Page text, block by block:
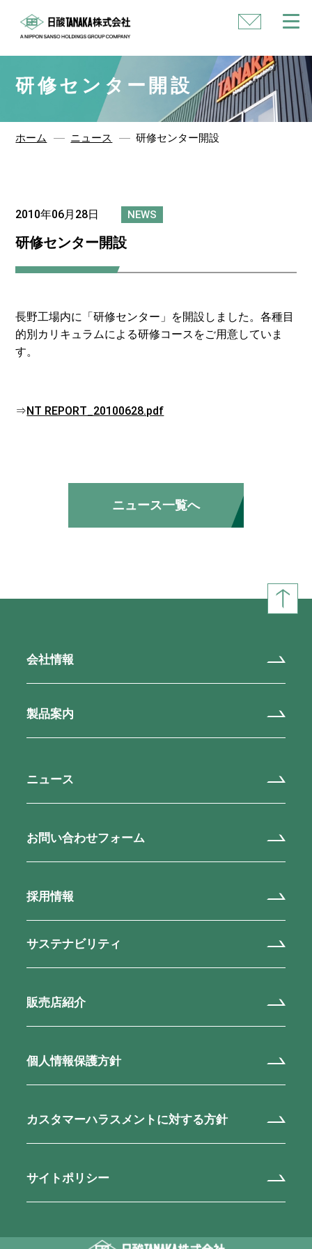
い
合
せ
研修センター開設
ホーム ニュース 研修センター開設
2010年06月28日 NEWS
研修センター開設
長野工場内に「研修センター」を開設しました。各種目
的別カリキュラムによる研修コースをご用意していま
す。
⇒NT REPORT_20100628.pdf
ニュース一覧へ
会社情報
製品案内
ニュース
お問い合わせフォーム
採用情報
サステナビリティ
販売店紹介
個人情報保護方針
カスタマーハラスメントに対する方針
サイトポリシー